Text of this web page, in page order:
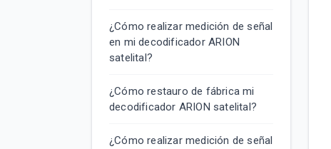
¿Cómo realizar medición de señal
en mi decodificador ARION
satelital?
¿Cómo restauro de fábrica mi
decodificador ARION satelital?
¿Cómo realizar medición de señal